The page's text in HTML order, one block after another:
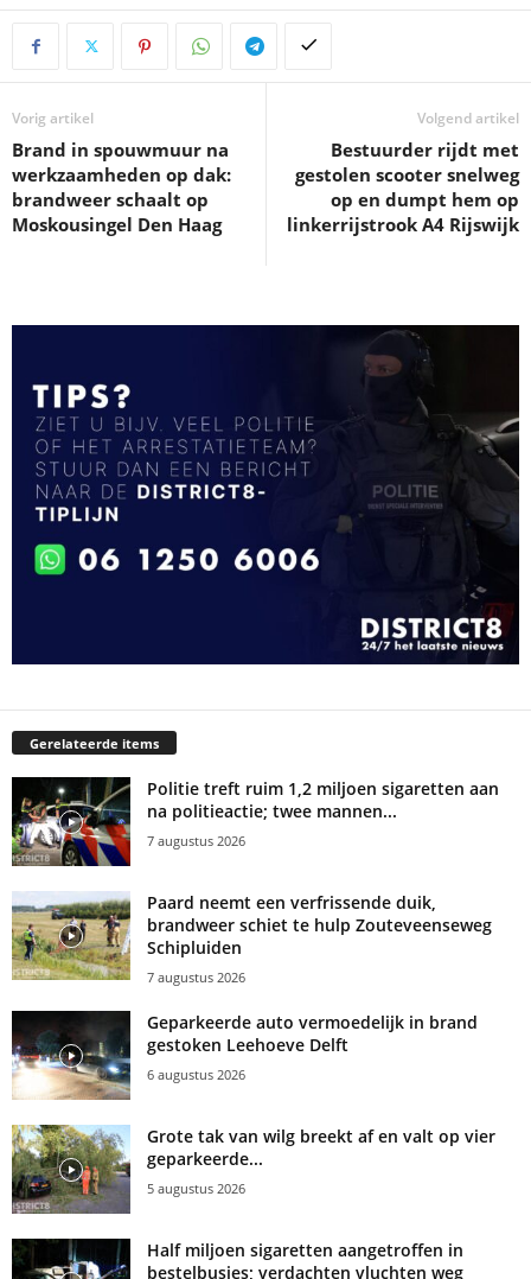
Vorig artikel
Brand in spouwmuur na
werkzaamheden op dak:
brandweer schaalt op
Moskousingel Den Haag
Volgend artikel
Bestuurder rijdt met
gestolen scooter snelweg
op en dumpt hem op
linkerrijstrook A4 Rijswijk
Gerelateerde items
Politie treft ruim 1,2 miljoen sigaretten aan
na politieactie; twee mannen...
7 augustus 2026
Paard neemt een verfrissende duik,
brandweer schiet te hulp Zouteveenseweg
Schipluiden
7 augustus 2026
Geparkeerde auto vermoedelijk in brand
gestoken Leehoeve Delft
6 augustus 2026
Grote tak van wilg breekt af en valt op vier
geparkeerde...
5 augustus 2026
Half miljoen sigaretten aangetroffen in
bestelbusjes; verdachten vluchten weg